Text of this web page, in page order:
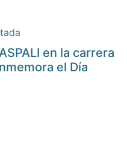
en la carrera
el Día